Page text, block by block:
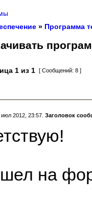
» Программа
1 из 1 [ Сообщений: 8 ]
июл 2012, 23:57. Заголовок
на